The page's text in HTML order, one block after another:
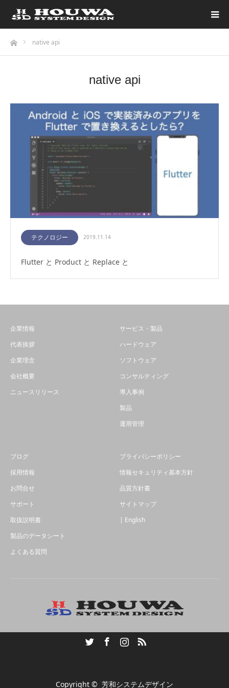
ホームnative api
native api
テクノロジー 2019.11.14
Flutter と Product と Replace と
企業情報
代表挨拶
企業理念
会社概要
ニュースリリース
サービス・製品
ハードウェア
ソフトウェア
コンサルティング
導入事例
製品
運用管理
ブログ
採用情報
お問合せ
サポート
取扱説明書
製品のデータシート
よくある質問
プライバシーポリシー
情報セキュリティ基本方針
品質方針書
サイトマップ
| English
Copyright © 芳和システムデザイン